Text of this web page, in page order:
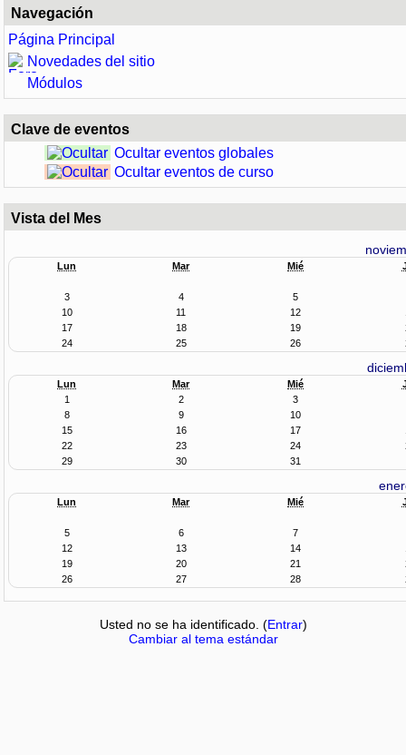
Navegación
Página Principal
Novedades del sitio
Módulos
Clave de eventos
Ocultar eventos globales
Ocultar eventos de curso
Vista del Mes
Lun Mar Mié
3 4
5
10
11 12
17
18 19
24
25 26
Lun Mar Mié
1
2
3
8
9 10
15
16 17
22
23 24
29
30 31
Lun Mar Mié
5 6
7
12
13 14
19
20 21
26
27 28
Usted no se ha identificado. (Entrar)
Cambiar al tema estándar